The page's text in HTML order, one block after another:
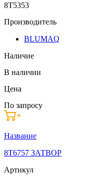
8T5353
Производитель
BLUMAQ
Наличие
В наличии
Цена
По запросу
Название
8T6757 ЗАТВОР
Артикул